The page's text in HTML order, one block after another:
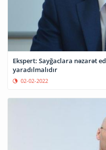
Ekspert: Sayğaclara nəzarət
yaradılmalıdır
02-02-2022